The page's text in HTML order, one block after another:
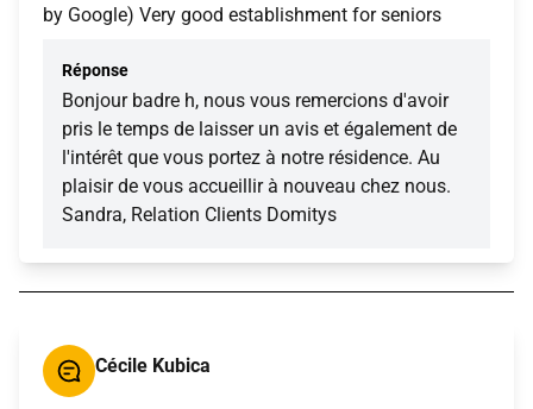
by Google) Very good establishment for seniors
Réponse
Bonjour badre h, nous vous remercions d'avoir
pris le temps de laisser un avis et également de
l'intérêt que vous portez à notre résidence. Au
plaisir de vous accueillir à nouveau chez nous.
Sandra, Relation Clients Domitys
Cécile Kubica